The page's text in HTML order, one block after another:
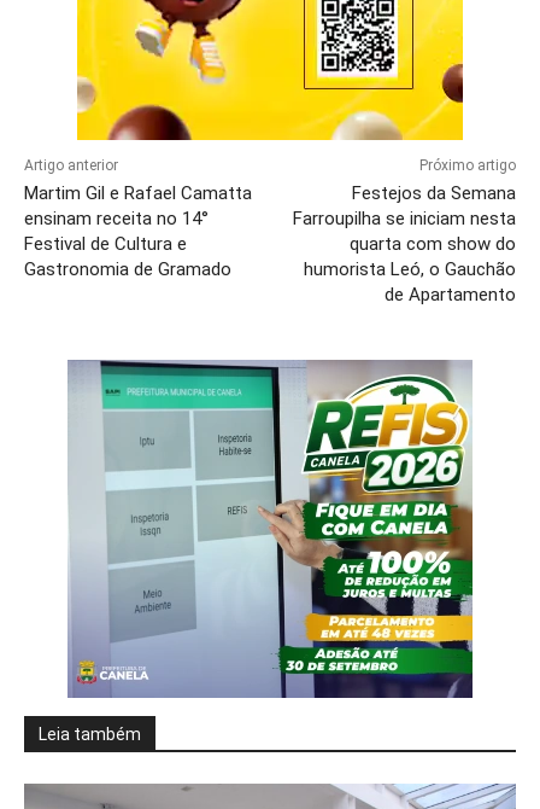
Artigo anterior
Martim Gil e Rafael Camatta
ensinam receita no 14°
Festival de Cultura e
Gastronomia de Gramado
Próximo artigo
Festejos da Semana
Farroupilha se iniciam nesta
quarta com show do
humorista Leó, o Gauchão
de Apartamento
Leia também